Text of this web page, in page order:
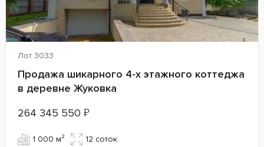
Лот 3033
Продажа шикарного 4-х этажного коттеджа
в деревне Жуковка
264 345 550 ₽
1 000 м² 12 cоток